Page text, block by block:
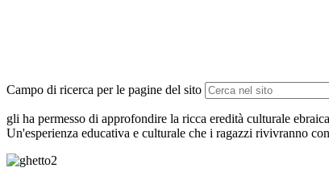
Campo di ricerca per le pagine del sito
gli ha permesso di approfondire la ricca eredità culturale
Un'esperienza educativa e culturale che i ragazzi rivivranno